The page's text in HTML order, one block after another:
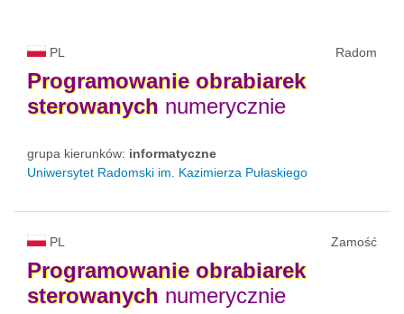
PL Radom
Programowanie obrabiarek
sterowanych numerycznie
grupa kierunków: informatyczne
Uniwersytet Radomski im. Kazimierza Pułaskiego
PL Zamość
Programowanie obrabiarek
sterowanych numerycznie